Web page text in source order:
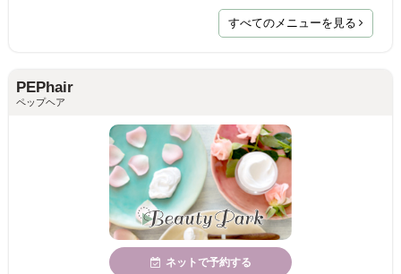
すべてのメニューを見る
PEPhair
ペップヘア
ネットで予約する